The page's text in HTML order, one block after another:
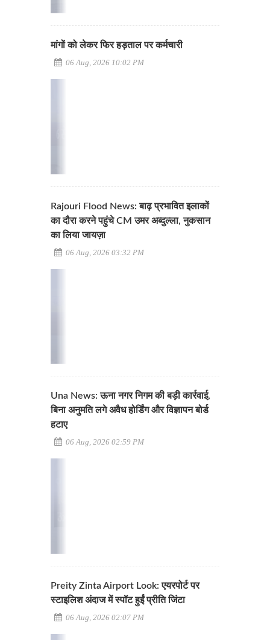
मांगों को लेकर फिर हड़ताल पर कर्मचारी
06 Aug, 2026 10:02 PM
Rajouri Flood News: बाढ़ प्रभावित इलाकों
का दौरा करने पहुंचे CM उमर अब्दुल्ला, नुकसान
का लिया जायज़ा
06 Aug, 2026 03:32 PM
Una News: ऊना नगर निगम की बड़ी कार्रवाई,
बिना अनुमति लगे अवैध होर्डिंग और विज्ञापन बोर्ड
हटाए
06 Aug, 2026 02:59 PM
Preity Zinta Airport Look: एयरपोर्ट पर
स्टाइलिश अंदाज में स्पॉट हुईं प्रीति जिंटा
06 Aug, 2026 02:07 PM